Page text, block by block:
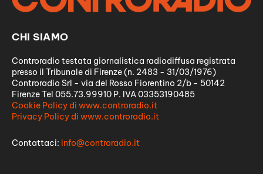
CHI SIAMO
Controradio testata giornalistica radiodiffusa registrata
presso il Tribunale di Firenze (n. 2483 - 31/03/1976)
Controradio Srl - via del Rosso Fiorentino 2/b - 50142
Firenze Tel 055.73.99910 P. IVA 03353190485
Cookie Policy di www.controradio.it
Privacy Policy di www.controradio.it
Contattaci: info@controradio.it